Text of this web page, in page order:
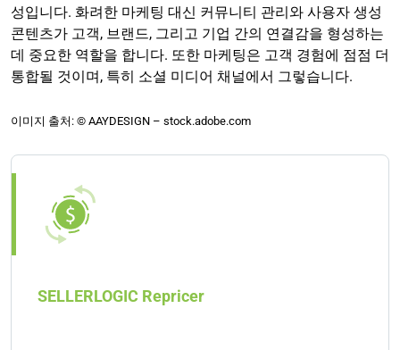
성입니다. 화려한 마케팅 대신 커뮤니티 관리와 사용자 생성
콘텐츠가 고객, 브랜드, 그리고 기업 간의 연결감을 형성하는
데 중요한 역할을 합니다. 또한 마케팅은 고객 경험에 점점 더
통합될 것이며, 특히 소셜 미디어 채널에서 그렇습니다.
이미지 출처: © AAYDESIGN – stock.adobe.com
SELLERLOGIC Repricer